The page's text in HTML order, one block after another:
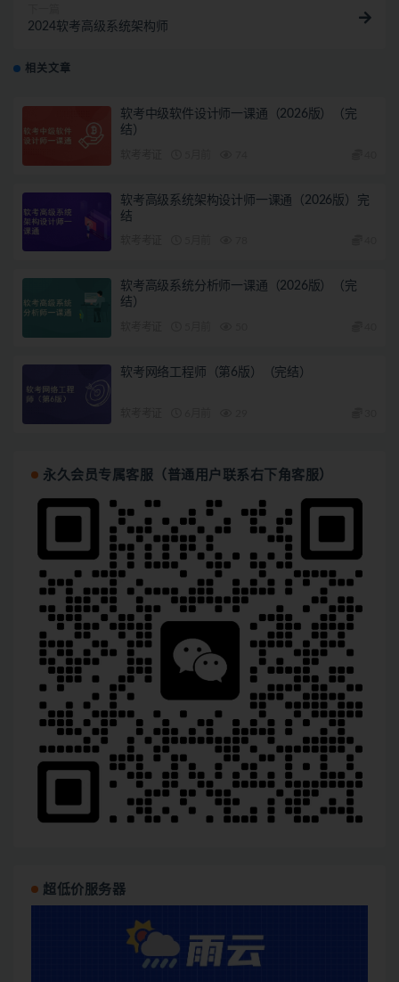
2024软考高级系统架构师
相关文章
软考中级软件设计师一课通（2026版）（完
结）
软考高级系统架构设计师一课通（2026版）完
结
软考高级系统分析师一课通（2026版）（完
结）
软考网络工程师（第6版）（完结）
永久会员专属客服（普通用户联系右下角客服）
超低价服务器